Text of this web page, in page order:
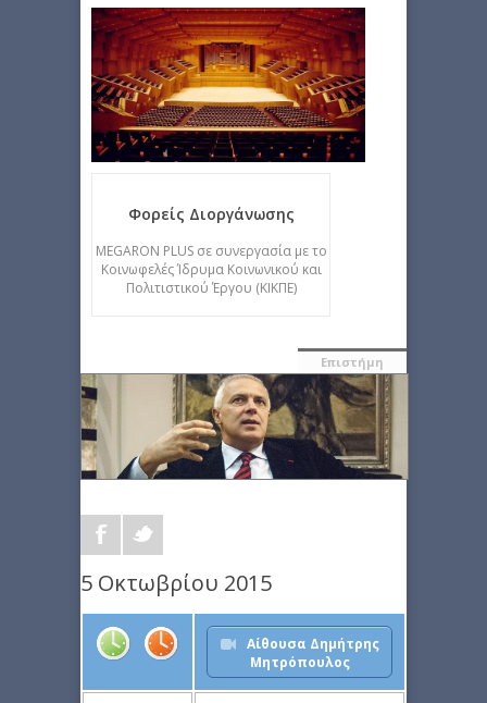
Φορείς Διοργάνωσης
MEGARON PLUS σε συνεργασία με το
Κοινωφελές Ίδρυμα Κοινωνικού και
Πολιτιστικού Έργου (ΚΙΚΠΕ)
Επιστήμη
5 Οκτωβρίου 2015
Αίθουσα Δημήτρης
Μητρόπουλος